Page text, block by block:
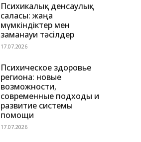
Психикалық денсаулық
саласы: жаңа
мүмкіндіктер мен
заманауи тәсілдер
17.07.2026
Психическое здоровье
региона: новые
возможности,
современные подходы и
развитие системы
помощи
17.07.2026